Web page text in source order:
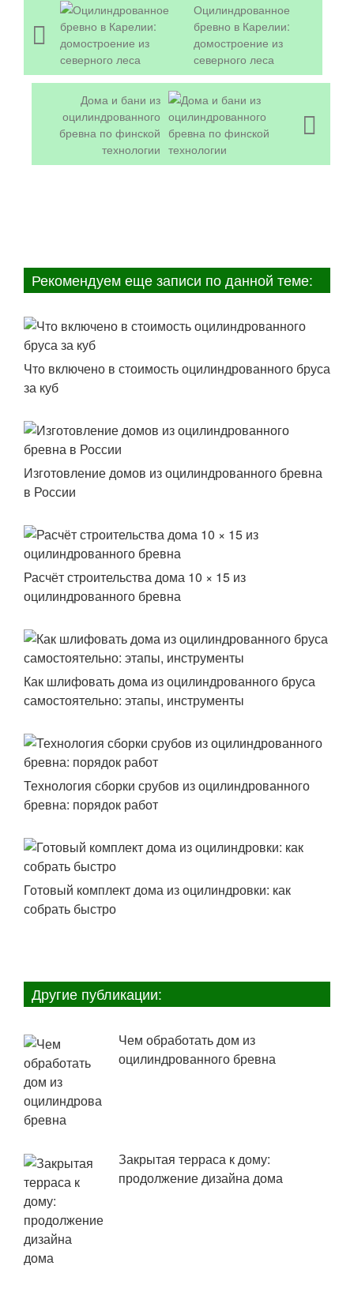
Оцилиндрованное
бревно в Карелии:
домостроение из
северного леса
Дома и бани из
оцилиндрованного
бревна по финской
технологии
Рекомендуем еще записи по данной теме:
Что включено в стоимость оцилиндрованного бруса
за куб
Изготовление домов из оцилиндрованного бревна
в России
Расчёт строительства дома 10 × 15 из
оцилиндрованного бревна
Как шлифовать дома из оцилиндрованного бруса
самостоятельно: этапы, инструменты
Технология сборки срубов из оцилиндрованного
бревна: порядок работ
Готовый комплект дома из оцилиндровки: как
собрать быстро
Другие публикации:
Чем обработать дом из
оцилиндрованного бревна
Закрытая терраса к дому:
продолжение дизайна дома